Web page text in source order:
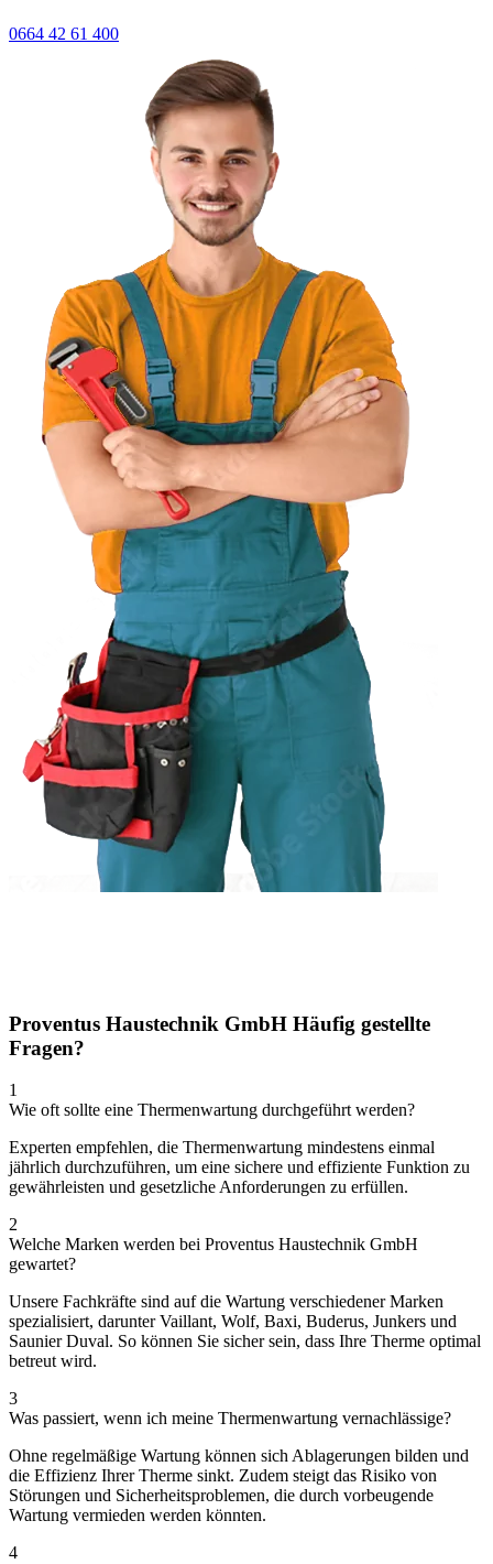
0664 42 61 400
Proventus Haustechnik GmbH Häufig gestellte
Fragen?
1
Wie oft sollte eine Thermenwartung durchgeführt werden?
Experten empfehlen, die Thermenwartung mindestens einmal
jährlich durchzuführen, um eine sichere und effiziente Funktion zu
gewährleisten und gesetzliche Anforderungen zu erfüllen.
2
Welche Marken werden bei Proventus Haustechnik GmbH
gewartet?
Unsere Fachkräfte sind auf die Wartung verschiedener Marken
spezialisiert, darunter Vaillant, Wolf, Baxi, Buderus, Junkers und
Saunier Duval. So können Sie sicher sein, dass Ihre Therme optimal
betreut wird.
3
Was passiert, wenn ich meine Thermenwartung vernachlässige?
Ohne regelmäßige Wartung können sich Ablagerungen bilden und
die Effizienz Ihrer Therme sinkt. Zudem steigt das Risiko von
Störungen und Sicherheitsproblemen, die durch vorbeugende
Wartung vermieden werden könnten.
4